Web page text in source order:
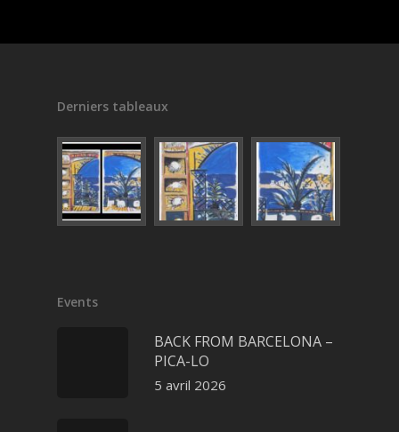
Derniers tableaux
Events
BACK FROM BARCELONA –
PICA-LO
5 avril 2026